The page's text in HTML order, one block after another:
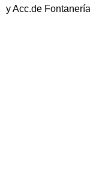
y Acc.de Fontanería